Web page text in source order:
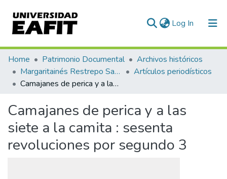
Log In (current)
Communities & Collections
All of DSpace
Home Patrimonio Documental
Archivos históricos
Margaritainés Restrepo Santamaría
Artículos periodísticos
Camajanes de perica y a las siete a la camita : sesenta revoluciones por segundo 3
Camajanes de perica y a las
siete a la camita : sesenta
revoluciones por segundo 3